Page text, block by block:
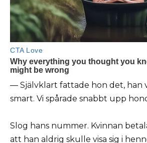
— Självklart fattade hon det, han
smart. Vi spårade snabbt upp
Slog hans nummer. Kvinnan
att han aldrig skulle visa sig i